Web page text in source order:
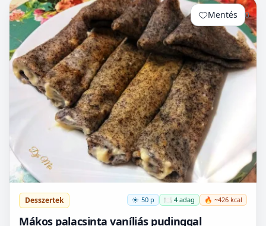
Mentés 0
Desszertek 50 p 🍽️ 4 adag 🔥 ~426 kcal
Mákos palacsinta vaníliás pudinggal